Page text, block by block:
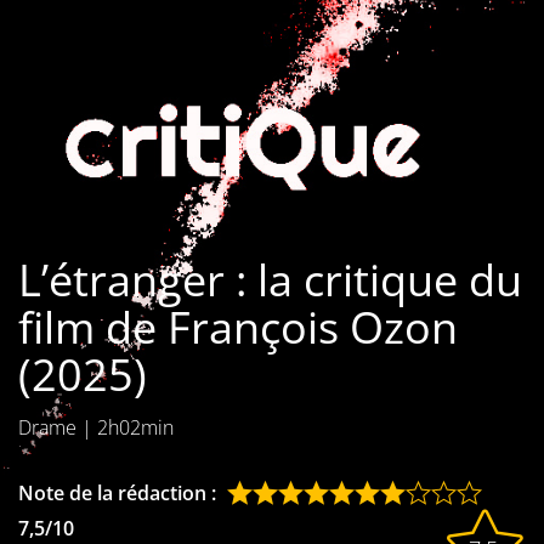
Séries
Les films
interdits
Les Dossiers
Les disparus
Les acteurs
Les actrices
Les réalisateurs
L’étranger : la critique du
film de François Ozon
(2025)
Drame | 2h02min
Note de la rédaction :
7,5/10